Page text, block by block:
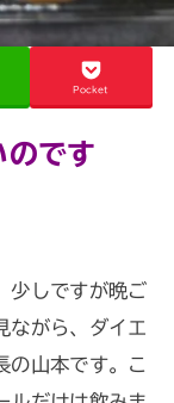
Pocket
のです
少しですが晩ご
ながら、ダイエ
の山本です。こ